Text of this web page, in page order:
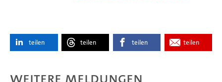
teilen teilen teilen teilen